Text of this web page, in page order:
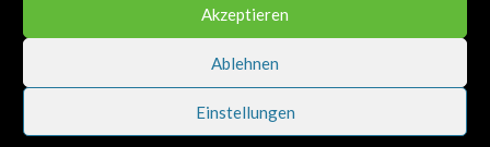
Akzeptieren
Ablehnen
Einstellungen